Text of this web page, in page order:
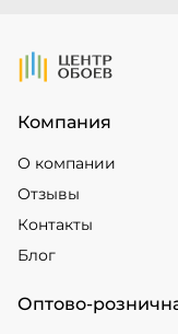
На Главную
Компания
О компании
Отзывы
Контакты
Блог
Оптово-